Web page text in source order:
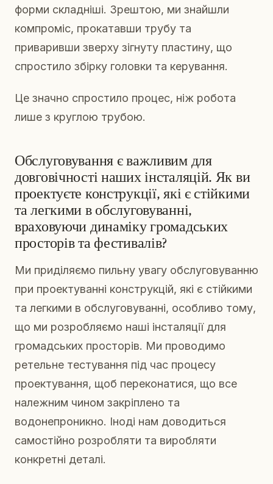
форми складніші. Зрештою, ми знайшли
компроміс, прокатавши трубу та
приваривши зверху зігнуту пластину, що
спростило збірку головки та керування.
Це значно спростило процес, ніж робота
лише з круглою трубою.
Обслуговування є важливим для
довговічності наших інсталяцій. Як ви
проектуєте конструкції, які є стійкими
та легкими в обслуговуванні,
враховуючи динаміку громадських
просторів та фестивалів?
Ми приділяємо пильну увагу обслуговуванню
при проектуванні конструкцій, які є стійкими
та легкими в обслуговуванні, особливо тому,
що ми розробляємо наші інсталяції для
громадських просторів. Ми проводимо
ретельне тестування під час процесу
проектування, щоб переконатися, що все
належним чином закріплено та
водонепроникно. Іноді нам доводиться
самостійно розробляти та виробляти
конкретні деталі.